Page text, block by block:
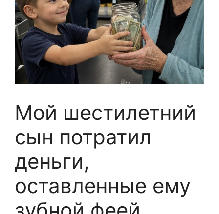
Мой шестилетний
сын потратил
деньги,
оставленные ему